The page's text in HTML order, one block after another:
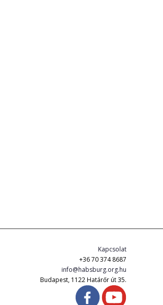
Kapcsolat
+36 70 374 8687
info@habsburg.org.hu
Budapest, 1122 Határőr út 35.